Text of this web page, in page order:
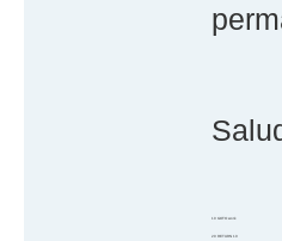
10 GOTO work
20 RETURN 10